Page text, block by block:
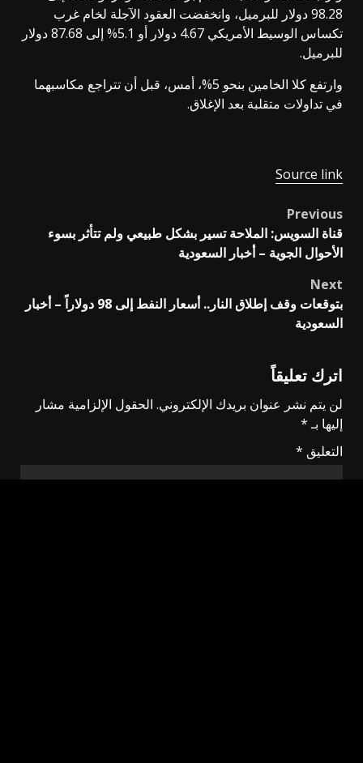
98.28 دولار للبرميل، وانخفضت العقود الآجلة لخام غرب
تكساس الوسيط الأمريكي 4.67 دولار أو 5.1% إلى 87.68 دولار
للبرميل.
وارتفع كلا الخامين بنحو 5%، أمس، قبل أن تتراجع مكاسبهما
في تداولات متقلبة بعد الإغلاق.
Source link
Post
navigation
Previous
قناة السويس: الملاحة تسير بشكل طبيعي ولم تتأثر بسوء
الأحوال الجوية – أخبار السعودية
Next
بتوقعات وقف إطلاق النار.. أسعار النفط إلى 98 دولاراً – أخبار
السعودية
اترك تعليقاً
لن يتم نشر عنوان بريدك الإلكتروني. الحقول الإلزامية مشار
إليها بـ*
التعليق *